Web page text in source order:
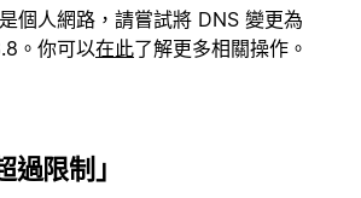
個人網路，請嘗試將 DNS 變更為
。你可以在此了解更多相關操作。
過限制」